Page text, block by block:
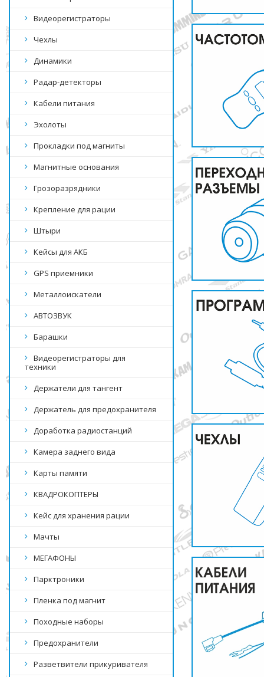
Видеорегистраторы
Чехлы
Динамики
Радар-детекторы
Кабели питания
Эхолоты
Прокладки под магниты
Магнитные основания
Грозоразрядники
Крепление для рации
Штыри
Кейсы для АКБ
GPS приемники
Металлоискатели
АВТОЗВУК
Барашки
Видеорегистраторы для
техники
Держатели для тангент
Держатель для предохранителя
Доработка радиостанций
Камера заднего вида
Карты памяти
КВАДРОКОПТЕРЫ
Кейс для хранения рации
Мачты
МЕГАФОНЫ
Парктроники
Пленка под магнит
Походные наборы
Предохранители
Разветвители прикуривателя